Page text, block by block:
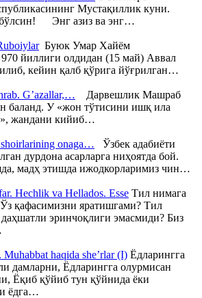
Мустақиллик куни.
Энг азиз ва энг…
Буюк Умар Хайём
970 йиллиги олдидан (15 май) Аввал
кейин қалб қўрига йўғрилган…
G’azallar,… Дарвешлик Машраб
баланд. У «жон тўтисини ишқ ила
жандани кийиб…
onaga… Ўзбек адабиёти
дурдона асарларга ниҳоятда бой.
мадҳ этишда ижодкорларимиз чин…
Hechlik va Hellados. Esse Тил нимага
қафасимизни яратишгами? Тил
эринчоқлиги эмасмиди? Биз
haqida she’rlar (I) Ёдларингга
дамларни, Ёдларингга олурмисан
Ёқиб қўйиб тун қўйнида ёки
ёдга…